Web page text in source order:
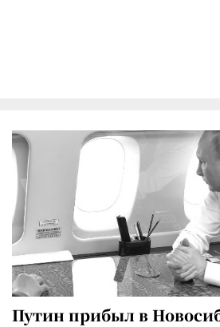
Путин прибыл в